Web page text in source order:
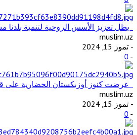
يظل تعزيز الأسس الروحية لتنمية بلدنا
muslim.uz
- تموز 15, 2024
-
0
عرضت كنوز أوزبكستان الحضارية على
muslim.uz
- تموز 15, 2024
-
0